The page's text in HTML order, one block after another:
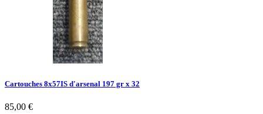
Cartouches 8x57IS d'arsenal 197 gr x 32
85,00 €